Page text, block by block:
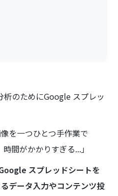
析のためにGoogle スプレッ
を一つひとつ手作業で
間がかかりすぎる...」
スプレッドシートを
データ入力やコンテンツ投